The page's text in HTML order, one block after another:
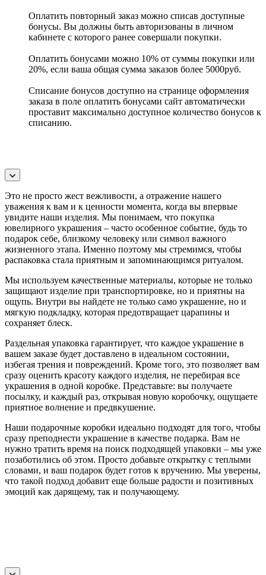
Оплатить повторный заказ можно списав доступные
бонусы. Вы должны быть авторизованы в личном
кабинете с которого ранее совершали покупки.
Оплатить бонусами можно 10% от суммы покупки или
20%, если ваша общая сумма заказов более 5000руб.
Списание бонусов доступно на странице оформления
заказа в поле оплатить бонусами сайт автоматически
проставит максимально доступное количество бонусов к
списанию.
Это не просто жест вежливости, а отражение нашего
уважения к вам и к ценности момента, когда вы впервые
увидите наши изделия. Мы понимаем, что покупка
ювелирного украшения – часто особенное событие, будь то
подарок себе, близкому человеку или символ важного
жизненного этапа. Именно поэтому мы стремимся, чтобы
распаковка стала приятным и запоминающимся ритуалом.
Мы используем качественные материалы, которые не только
защищают изделие при транспортировке, но и приятны на
ощупь. Внутри вы найдете не только само украшение, но и
мягкую подкладку, которая предотвращает царапины и
сохраняет блеск.
Раздельная упаковка гарантирует, что каждое украшение в
вашем заказе будет доставлено в идеальном состоянии,
избегая трения и повреждений. Кроме того, это позволяет вам
сразу оценить красоту каждого изделия, не перебирая все
украшения в одной коробке. Представьте: вы получаете
посылку, и каждый раз, открывая новую коробочку, ощущаете
приятное волнение и предвкушение.
Наши подарочные коробки идеально подходят для того, чтобы
сразу преподнести украшение в качестве подарка. Вам не
нужно тратить время на поиск подходящей упаковки – мы уже
позаботились об этом. Просто добавьте открытку с теплыми
словами, и ваш подарок будет готов к вручению. Мы уверены,
что такой подход добавит еще больше радости и позитивных
эмоций как дарящему, так и получающему.